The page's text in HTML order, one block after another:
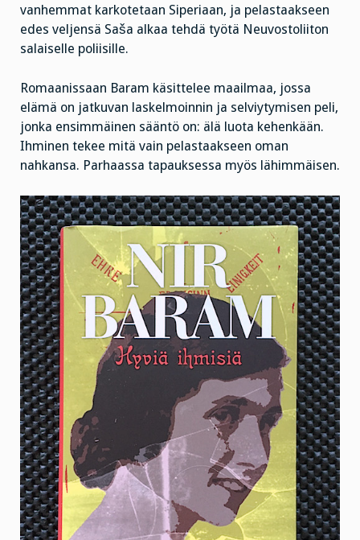
vanhemmat karkotetaan Siperiaan, ja pelastaakseen
edes veljensä Saša alkaa tehdä työtä Neuvostoliiton
salaiselle poliisille.
Romaanissaan Baram käsittelee maailmaa, jossa
elämä on jatkuvan laskelmoinnin ja selviytymisen peli,
jonka ensimmäinen sääntö on: älä luota kehenkään.
Ihminen tekee mitä vain pelastaakseen oman
nahkansa. Parhaassa tapauksessa myös lähimmäisen.